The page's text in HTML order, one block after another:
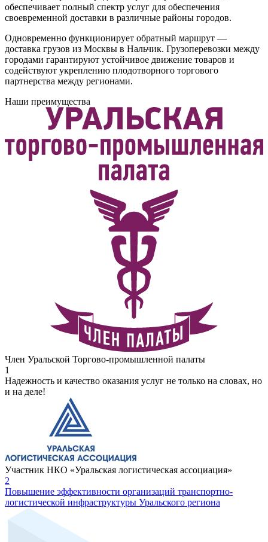
обеспечивает полный спектр услуг для обеспечения
своевременной доставки в различные районы городов.
Одновременно функционирует обратный маршрут —
доставка грузов из Москвы в Нальчик. Грузоперевозки между
городами гарантируют устойчивое движение товаров и
содействуют укреплению плодотворного торгового
партнерства между регионами.
Наши преимущества
Член Уральской Торгово-промышленной палаты
1
Надежность и качество оказания услуг не только на словах, но
и на деле!
Участник НКО «Уральская логистическая ассоциация»
2
Повышение эффективности организаций транспортно-
логистической инфраструктуры Уральского региона